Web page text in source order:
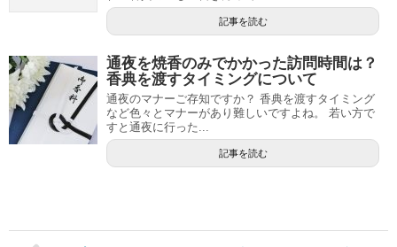
記事を読む
通夜を焼香のみでかかった訪問時間は？
香典を渡すタイミングについて
通夜のマナーご存知ですか？ 香典を渡すタイミング
など色々とマナーがあり難しいですよね。 若い方で
すと通夜に行った...
記事を読む